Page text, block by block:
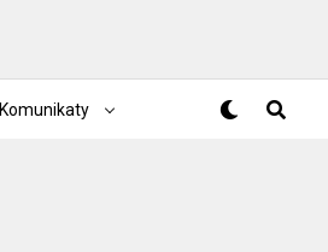
Komunikaty